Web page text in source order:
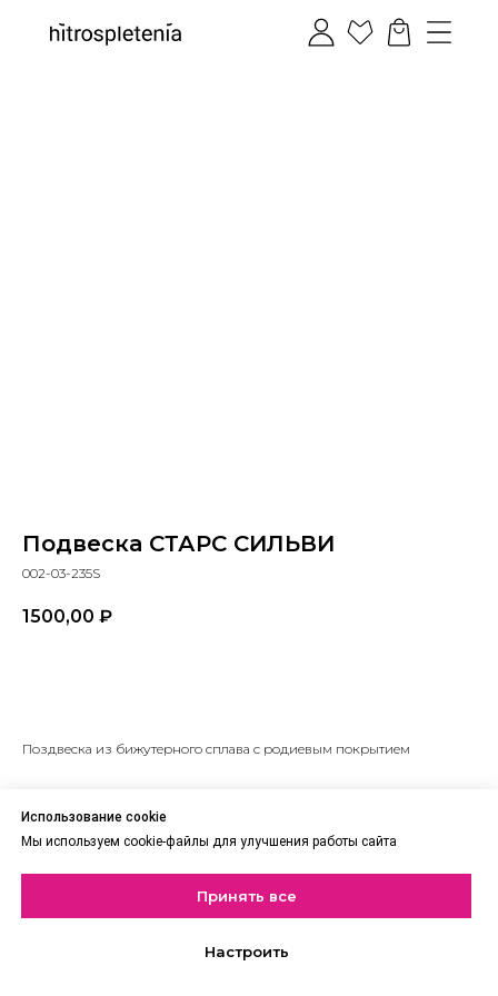
Использование cookie
Мы используем cookie-файлы для улучшения работы сайта
Принять все
Настроить
Подвеска СТАРС СИЛЬВИ
002-03-235S
1500,00 ₽
Поздвеска из бижутерного сплава с родиевым покрытием